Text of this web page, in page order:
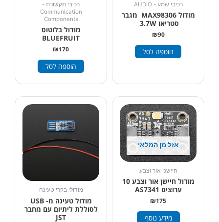
רכיבי שמע - AUDIO
מודול MAX98306 מגבר
סטריאו 3.7W
₪90
הוספה לסל
רכיבי תקשורת -
Communication
Components
מודול בלוטוס
BLUEFRUIT
₪170
הוספה לסל
אזל מן המלאי
חיישני אור וצבע
מודול חיישן אור וצבע 10
ערוצים AS7341
₪175
מידע נוסף
מודולי בקרי טעינה
מודול טעינה מ- USB
לסוללת ליתיום עם מחבר
JST